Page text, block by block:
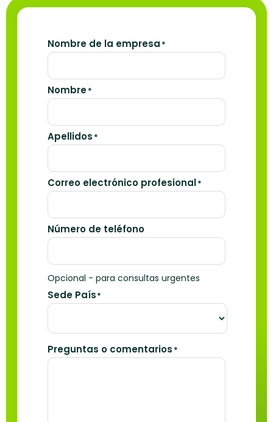
Nombre de la empresa *
Nombre*
Apellidos *
Correo electrónico profesional*
Número de teléfono
Opcional - para consultas urgentes
Sede País*
Preguntas o comentarios *